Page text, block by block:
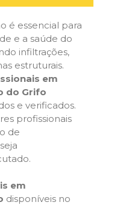
é essencial para
e a saúde do
infiltrações,
estruturais.
em
do Grifo
e verificados.
profissionais
de
em
disponíveis no